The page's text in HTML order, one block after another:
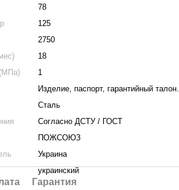
78
125
2750
18
1
Изделие, паспорт, гарантийный талон.
Сталь
Согласно ДСТУ / ГОСТ
ПОЖСОЮЗ
Украина
украинский
Гарантия